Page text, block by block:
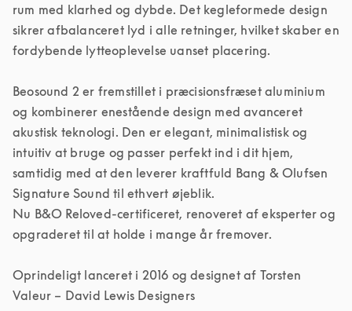
rum med klarhed og dybde. Det kegleformede design
sikrer afbalanceret lyd i alle retninger, hvilket skaber en
fordybende lytteoplevelse uanset placering.
Beosound 2 er fremstillet i præcisionsfræset aluminium
og kombinerer enestående design med avanceret
akustisk teknologi. Den er elegant, minimalistisk og
intuitiv at bruge og passer perfekt ind i dit hjem,
samtidig med at den leverer kraftfuld Bang & Olufsen
Signature Sound til ethvert øjeblik.
Nu B&O Reloved-certificeret, renoveret af eksperter og
opgraderet til at holde i mange år fremover.
Oprindeligt lanceret i 2016 og designet af Torsten
Valeur – David Lewis Designers